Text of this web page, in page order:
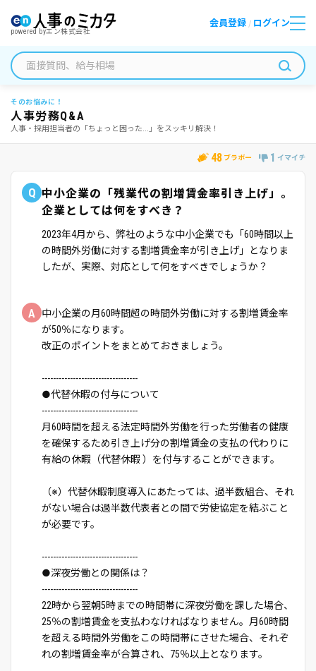
powered byエン株式会社
会員登録 / ログイン
そのお悩みに！
人事労務Q&A
人事・採用担当者の「ちょっと困った...」をスッキリ解決！
48 ブラボー 1 イマイチ
Q 中小企業の「残業代の割増賃金率引き上げ」。
企業としては何をすべき？
2023年4月から、弊社のような中小企業でも「60時間以上
の時間外労働に対する割増賃金率が引き上げ」となりま
したが、実際、対応として何をすべきでしょうか？
A
中小企業の月60時間超の時間外労働に対する割増賃金率
が50％になります。
改正のポイントをまとめておきましょう。
----------------------------------
●代替休暇の付与について
----------------------------------
月60時間を超える法定時間外労働を行った労働者の健康
を確保するため引き上げ分の割増賃金の支払の代わりに
有給の休暇（代替休暇 ）を付与することができます。
（※）代替休暇制度導入にあたっては、過半数組合、それ
がない場合は過半数代表者との間で労使協定を結ぶこと
が必要です。
----------------------------------
●深夜労働との関係は？
----------------------------------
22時から翌朝5時までの時間帯に深夜労働を課した場合、
25％の割増賃金を支払わなければなりません。月60時間
を超える時間外労働をこの時間帯にさせた場合、それぞ
れの割増賃金率が合算され、75％以上となります。